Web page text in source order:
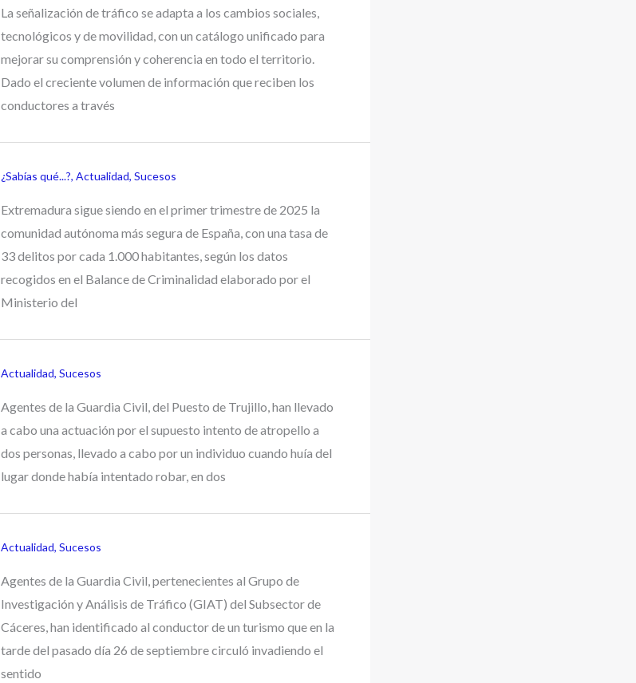
La señalización de tráfico se adapta a los cambios sociales,
tecnológicos y de movilidad, con un catálogo unificado para
mejorar su comprensión y coherencia en todo el territorio.
Dado el creciente volumen de información que reciben los
conductores a través
¿Sabías qué...?, Actualidad, Sucesos
Extremadura sigue siendo en el primer trimestre de 2025 la
comunidad autónoma más segura de España, con una tasa de
33 delitos por cada 1.000 habitantes, según los datos
recogidos en el Balance de Criminalidad elaborado por el
Ministerio del
Actualidad, Sucesos
Agentes de la Guardia Civil, del Puesto de Trujillo, han llevado
a cabo una actuación por el supuesto intento de atropello a
dos personas, llevado a cabo por un individuo cuando huía del
lugar donde había intentado robar, en dos
Actualidad, Sucesos
Agentes de la Guardia Civil, pertenecientes al Grupo de
Investigación y Análisis de Tráfico (GIAT) del Subsector de
Cáceres, han identificado al conductor de un turismo que en la
tarde del pasado día 26 de septiembre circuló invadiendo el
sentido